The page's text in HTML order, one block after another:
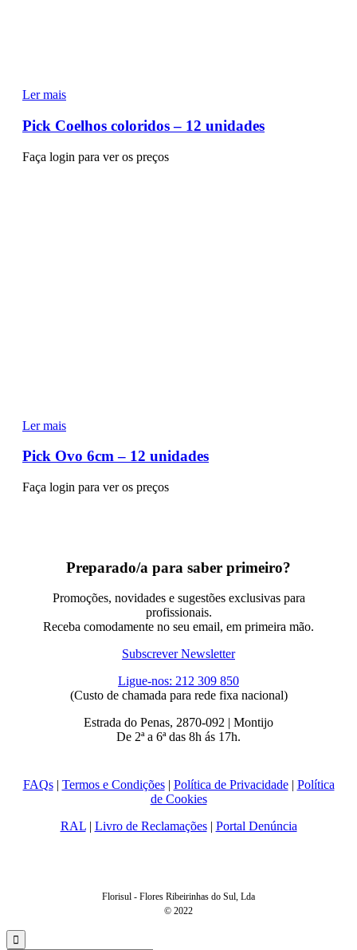
Ler mais
Pick Coelhos coloridos – 12 unidades
Faça login para ver os preços
Ler mais
Pick Ovo 6cm – 12 unidades
Faça login para ver os preços
Preparado/a para saber primeiro?
Promoções, novidades e sugestões exclusivas para
profissionais.
Receba comodamente no seu email, em primeira mão.
Subscrever Newsletter
Ligue-nos: 212 309 850
(Custo de chamada para rede fixa nacional)
Estrada do Penas, 2870-092 | Montijo
De 2ª a 6ª das 8h ás 17h.
FAQs| Termos e Condições| Política de Privacidade| Política
de Cookies
RAL| Livro de Reclamações| Portal Denúncia
Florisul - Flores Ribeirinhas do Sul, Lda
© 2022
